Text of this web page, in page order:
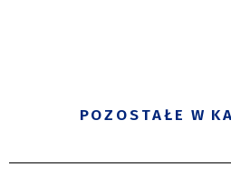
POZOSTAŁE W